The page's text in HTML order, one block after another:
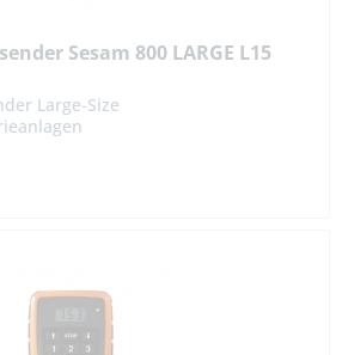
Sesam 800 LARGE L15
Large-Size